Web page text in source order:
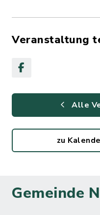
Veranstaltung
Alle
zu
Gemeinde